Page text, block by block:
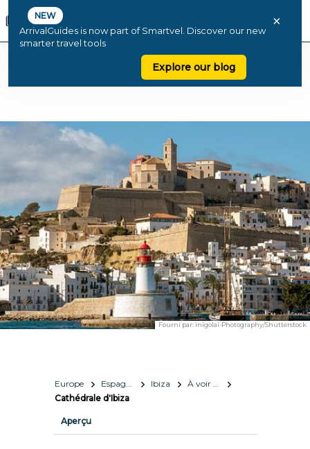
NEW
ArrivalGuides is now part of Smartvel. Discover our new
smarter travel tools
Explore our blog
×
Fourni par: inigolai-Photography/Shutterstock
Europe Espagne Ibiza
À voir et à faire
Cathédrale d'Ibiza
Aperçu